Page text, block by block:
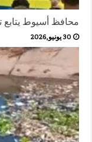
محافظ أسيوط يتابع
30 يونيو,2026